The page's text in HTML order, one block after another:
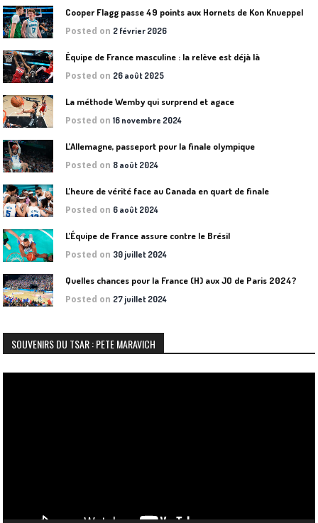
Cooper Flagg passe 49 points aux Hornets de Kon Knueppel
Posted on 2 février 2026
Équipe de France masculine : la relève est déjà là
Posted on 26 août 2025
La méthode Wemby qui surprend et agace
Posted on16 novembre 2024
L’Allemagne, passeport pour la finale olympique
Posted on 8 août 2024
L’heure de vérité face au Canada en quart de finale
Posted on 6 août 2024
L’Équipe de France assure contre le Brésil
Posted on 30 juillet 2024
Quelles chances pour la France (H) aux JO de Paris 2024?
Posted on 27 juillet 2024
SOUVENIRS DU TSAR : PETE MARAVICH